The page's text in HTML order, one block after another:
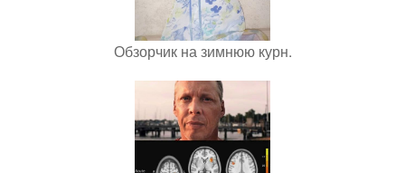
Обзорчик на зимнюю курн.